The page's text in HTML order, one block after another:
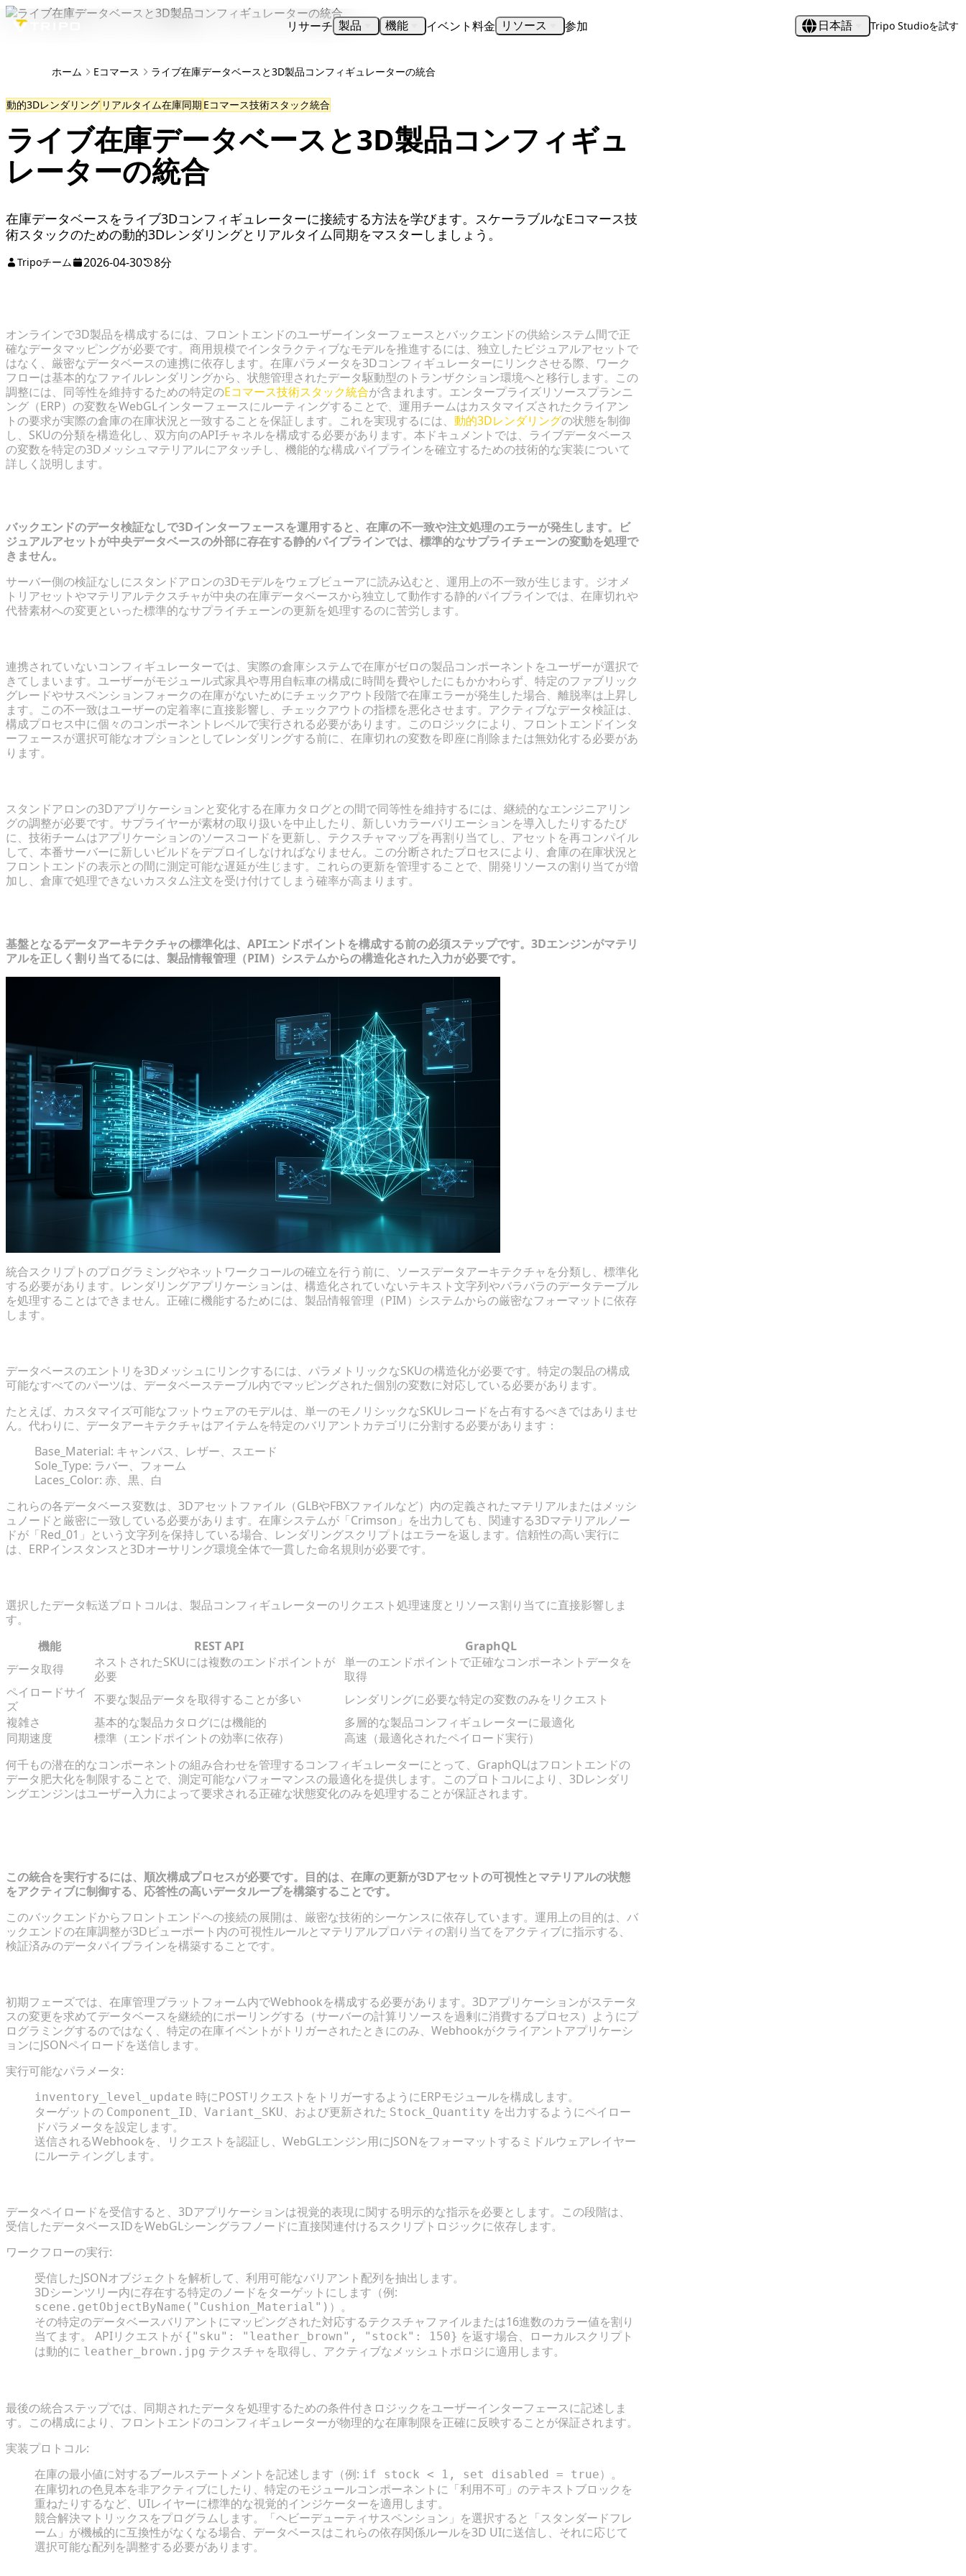
リサーチ 製品 機能 イベント料金 リソース 参加 日本語 Tripo Studioを試す
ホーム Eコマース ライブ在庫データベースと3D製品コンフィギュレーターの統合
動的3Dレンダリング リアルタイム在庫同期 Eコマース技術スタック統合
ライブ在庫データベースと3D製品コンフィギュ
レーターの統合
在庫データベースをライブ3Dコンフィギュレーターに接続する方法を学びます。スケーラブルなEコマース技
術スタックのための動的3Dレンダリングとリアルタイム同期をマスターしましょう。
Tripoチーム 2026-04-30 8分
オンラインで3D製品を構成するには、フロントエンドのユーザーインターフェースとバックエンドの供給システム間で正
確なデータマッピングが必要です。商用規模でインタラクティブなモデルを推進するには、独立したビジュアルアセットで
はなく、厳密なデータベースの連携に依存します。在庫パラメータを3Dコンフィギュレーターにリンクさせる際、ワーク
フローは基本的なファイルレンダリングから、状態管理されたデータ駆動型のトランザクション環境へと移行します。この
調整には、同等性を維持するための特定のEコマース技術スタック統合が含まれます。エンタープライズリソースプランニ
ング（ERP）の変数をWebGLインターフェースにルーティングすることで、運用チームはカスタマイズされたクライアン
トの要求が実際の倉庫の在庫状況と一致することを保証します。これを実現するには、 動的3Dレンダリングの状態を制御
し、SKUの分類を構造化し、双方向のAPIチャネルを構成する必要があります。本ドキュメントでは、ライブデータベース
の変数を特定の3Dメッシュマテリアルにアタッチし、機能的な構成パイプラインを確立するための技術的な実装について
詳しく説明します。
バックエンドのデータ検証なしで3Dインターフェースを運用すると、在庫の不一致や注文処理のエラーが発生します。ビ
ジュアルアセットが中央データベースの外部に存在する静的パイプラインでは、標準的なサプライチェーンの変動を処理で
きません。
サーバー側の検証なしにスタンドアロンの3Dモデルをウェブビューアに読み込むと、運用上の不一致が生じます。ジオメ
トリアセットやマテリアルテクスチャが中央の在庫データベースから独立して動作する静的パイプラインでは、在庫切れや
代替素材への変更といった標準的なサプライチェーンの更新を処理するのに苦労します。
連携されていないコンフィギュレーターでは、実際の倉庫システムで在庫がゼロの製品コンポーネントをユーザーが選択で
きてしまいます。ユーザーがモジュール式家具や専用自転車の構成に時間を費やしたにもかかわらず、特定のファブリック
グレードやサスペンションフォークの在庫がないためにチェックアウト段階で在庫エラーが発生した場合、離脱率は上昇し
ます。この不一致はユーザーの定着率に直接影響し、チェックアウトの指標を悪化させます。アクティブなデータ検証は、
構成プロセス中に個々のコンポーネントレベルで実行される必要があります。このロジックにより、フロントエンドインタ
ーフェースが選択可能なオプションとしてレンダリングする前に、在庫切れの変数を即座に削除または無効化する必要があ
ります。
スタンドアロンの3Dアプリケーションと変化する在庫カタログとの間で同等性を維持するには、継続的なエンジニアリン
グの調整が必要です。サプライヤーが素材の取り扱いを中止したり、新しいカラーバリエーションを導入したりするたび
に、技術チームはアプリケーションのソースコードを更新し、テクスチャマップを再割り当てし、アセットを再コンパイル
して、本番サーバーに新しいビルドをデプロイしなければなりません。この分断されたプロセスにより、倉庫の在庫状況と
フロントエンドの表示との間に測定可能な遅延が生じます。これらの更新を管理することで、開発リソースの割り当てが増
加し、倉庫で処理できないカスタム注文を受け付けてしまう確率が高まります。
基盤となるデータアーキテクチャの標準化は、APIエンドポイントを構成する前の必須ステップです。3Dエンジンがマテリ
アルを正しく割り当てるには、製品情報管理（PIM）システムからの構造化された入力が必要です。
統合スクリプトのプログラミングやネットワークコールの確立を行う前に、ソースデータアーキテクチャを分類し、標準化
する必要があります。レンダリングアプリケーションは、構造化されていないテキスト文字列やバラバラのデータテーブル
を処理することはできません。正確に機能するためには、製品情報管理（PIM）システムからの厳密なフォーマットに依存
します。
データベースのエントリを3Dメッシュにリンクするには、パラメトリックなSKUの構造化が必要です。特定の製品の構成
可能なすべてのパーツは、データベーステーブル内でマッピングされた個別の変数に対応している必要があります。
たとえば、カスタマイズ可能なフットウェアのモデルは、単一のモノリシックなSKUレコードを占有するべきではありませ
ん。代わりに、データアーキテクチャはアイテムを特定のバリアントカテゴリに分割する必要があります：
Base_Material: キャンバス、レザー、スエード
Sole_Type: ラバー、フォーム
Laces_Color: 赤、黒、白
これらの各データベース変数は、3Dアセットファイル（GLBやFBXファイルなど）内の定義されたマテリアルまたはメッシ
ュノードと厳密に一致している必要があります。在庫システムが「Crimson」を出力しても、関連する3Dマテリアルノー
ドが「Red_01」という文字列を保持している場合、レンダリングスクリプトはエラーを返します。信頼性の高い実行に
は、ERPインスタンスと3Dオーサリング環境全体で一貫した命名規則が必要です。
選択したデータ転送プロトコルは、製品コンフィギュレーターのリクエスト処理速度とリソース割り当てに直接影響しま
す。
機能
REST API
GraphQL
データ取得
ネストされたSKUには複数のエンドポイントが
必要
単一のエンドポイントで正確なコンポーネントデータを
取得
ペイロードサイ
ズ
不要な製品データを取得することが多い
レンダリングに必要な特定の変数のみをリクエスト
複雑さ
基本的な製品カタログには機能的
多層的な製品コンフィギュレーターに最適化
同期速度
標準（エンドポイントの効率に依存）
高速（最適化されたペイロード実行）
何千もの潜在的なコンポーネントの組み合わせを管理するコンフィギュレーターにとって、GraphQLはフロントエンドの
データ肥大化を制限することで、測定可能なパフォーマンスの最適化を提供します。このプロトコルにより、3Dレンダリ
ングエンジンはユーザー入力によって要求される正確な状態変化のみを処理することが保証されます。
この統合を実行するには、順次構成プロセスが必要です。目的は、在庫の更新が3Dアセットの可視性とマテリアルの状態
をアクティブに制御する、応答性の高いデータループを構築することです。
このバックエンドからフロントエンドへの接続の展開は、厳密な技術的シーケンスに依存しています。運用上の目的は、バ
ックエンドの在庫調整が3Dビューポート内の可視性ルールとマテリアルプロパティの割り当てをアクティブに指示する、
検証済みのデータパイプラインを構築することです。
初期フェーズでは、在庫管理プラットフォーム内でWebhookを構成する必要があります。3Dアプリケーションがステータ
スの変更を求めてデータベースを継続的にポーリングする（サーバーの計算リソースを過剰に消費するプロセス）ようにプ
ログラミングするのではなく、特定の在庫イベントがトリガーされたときにのみ、Webhookがクライアントアプリケーシ
ョンにJSONペイロードを送信します。
実行可能なパラメータ:
inventory_level_update 時にPOSTリクエストをトリガーするようにERPモジュールを構成します。
ターゲットの Component_ID、 Variant_SKU、および更新された Stock_Quantity を出力するようにペイロー
ドパラメータを設定します。
送信されるWebhookを、リクエストを認証し、WebGLエンジン用にJSONをフォーマットするミドルウェアレイヤー
にルーティングします。
データペイロードを受信すると、3Dアプリケーションは視覚的表現に関する明示的な指示を必要とします。この段階は、
受信したデータベースIDをWebGLシーングラフノードに直接関連付けるスクリプトロジックに依存します。
ワークフローの実行:
受信したJSONオブジェクトを解析して、利用可能なバリアント配列を抽出します。
3Dシーンツリー内に存在する特定のノードをターゲットにします（例:
scene.getObjectByName("Cushion_Material") ）。
その特定のデータベースバリアントにマッピングされた対応するテクスチャファイルまたは16進数のカラー値を割り
当てます。 APIリクエストが {"sku": "leather_brown", "stock": 150} を返す場合、ローカルスクリプト
は動的に leather_brown.jpg テクスチャを取得し、アクティブなメッシュトポロジに適用します。
最後の統合ステップでは、同期されたデータを処理するための条件付きロジックをユーザーインターフェースに記述しま
す。この構成により、フロントエンドのコンフィギュレーターが物理的な在庫制限を正確に反映することが保証されます。
実装プロトコル:
在庫の最小値に対するブールステートメントを記述します（例: if stock < 1, set disabled = true）。
在庫切れの色見本を非アクティブにしたり、特定のモジュールコンポーネントに「利用不可」のテキストブロックを
重ねたりするなど、UIレイヤーに標準的な視覚的インジケーターを適用します。
競合解決マトリックスをプログラムします。「ヘビーデューティサスペンション」を選択すると「スタンダードフレ
ーム」が機械的に互換性がなくなる場合、データベースはこれらの依存関係ルールを3D UIに送信し、それに応じて
選択可能な配列を調整する必要があります。